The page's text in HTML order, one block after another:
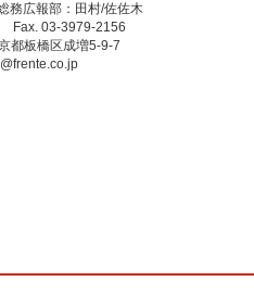
広報部：田村/佐佐木
Fax. 03-3979-2156
都板橋区成増5-9-7